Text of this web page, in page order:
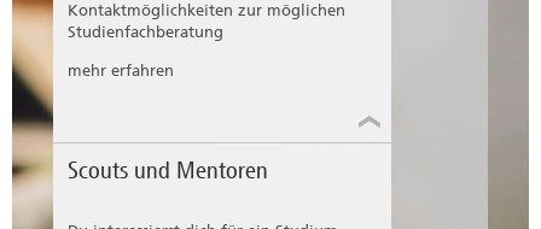
Kontaktmöglichkeiten zur möglichen
Studienfachberatung
mehr erfahren
Scouts und Mentoren